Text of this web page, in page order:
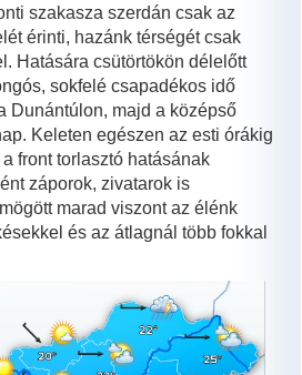
szakasza szerdán csak az
érinti, hazánk térségét csak
Hatására csütörtökön délelőtt
sokfelé csapadékos idő
Dunántúlon, majd a középső
Keleten egészen az esti órákig
front torlasztó hatásának
záporok, zivatarok is
marad viszont az élénk
és az átlagnál több fokkal